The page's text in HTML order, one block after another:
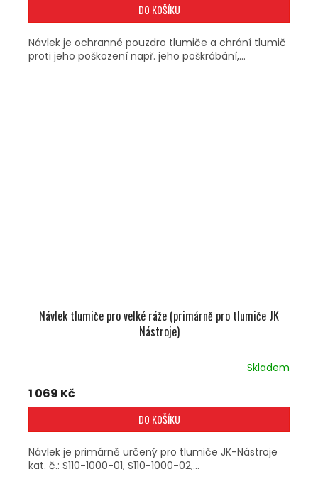
DO KOŠÍKU
Návlek je ochranné pouzdro tlumiče a chrání tlumič
proti jeho poškození např. jeho poškrábání,...
Návlek tlumiče pro velké ráže (primárně pro tlumiče JK
Nástroje)
Skladem
1 069 Kč
DO KOŠÍKU
Návlek je primárně určený pro tlumiče JK-Nástroje
kat. č.: S110-1000-01, S110-1000-02,...